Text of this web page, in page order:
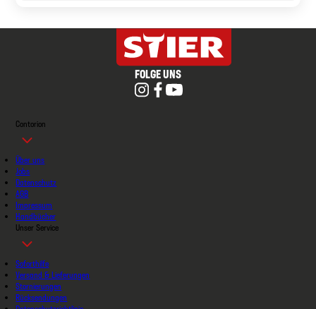
FOLGE UNS
Contorion
Über uns
Jobs
Datenschutz
AGB
Impressum
Handbücher
Unser Service
Soforthilfe
Versand & Lieferungen
Stornierungen
Rücksendungen